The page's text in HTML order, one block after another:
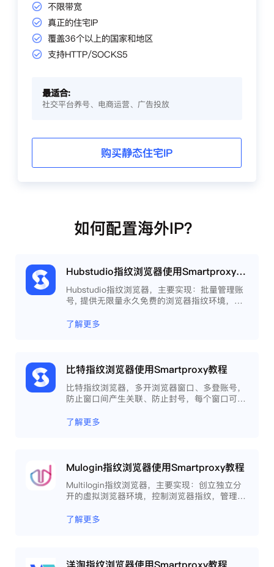
不限带宽
真正的住宅IP
覆盖36个以上的国家和地区
支持HTTP/SOCKS5
最适合:
社交平台养号、电商运营、广告投放
购买静态住宅IP
如何配置海外IP？
Hubstudio指纹浏览器使用Smartproxy教程
Hubstudio指纹浏览器，主要实现：批量管理账
号, 提供无限量永久免费的浏览器指纹环境，并
工作效率 。
了解更多
比特指纹浏览器使用Smartproxy教程
比特指纹浏览器，多开浏览器窗口、多登账号，
防止窗口间产生关联、防止封号，每个窗口可以
相互间完全环境独立、隔离，避免关联封号。
了解更多
Mulogin指纹浏览器使用Smartproxy教程
Multilogin指纹浏览器，主要实现：创立独立分
开的虚拟浏览器环境，控制浏览器指纹，管理多
程，开发网络自动化等。
了解更多